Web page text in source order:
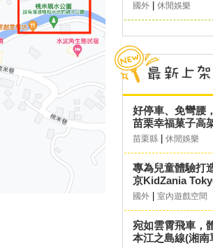
國外 休閒娛樂
好停車、免彎腰
苗栗幸福菓子高
苗栗縣 休閒娛樂
專為兒童體驗打
京KidZania
國外 室內遊戲空間
宛如雲霄飛車，
本江之島線(湘南